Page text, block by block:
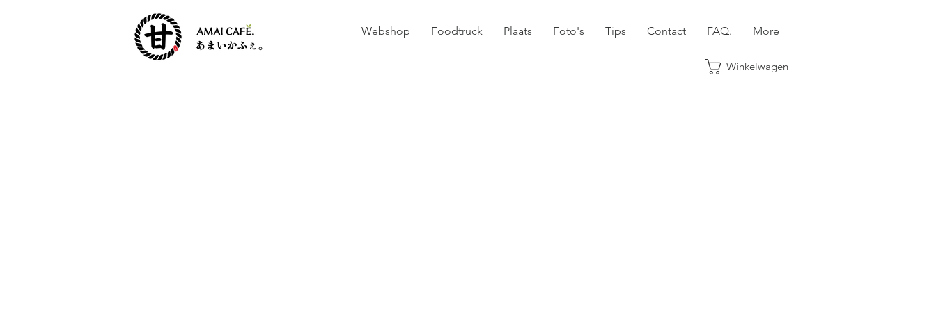
Webshop Foodtruck Plaats Foto's Tips Contact FAQ. More
Winkelwagen